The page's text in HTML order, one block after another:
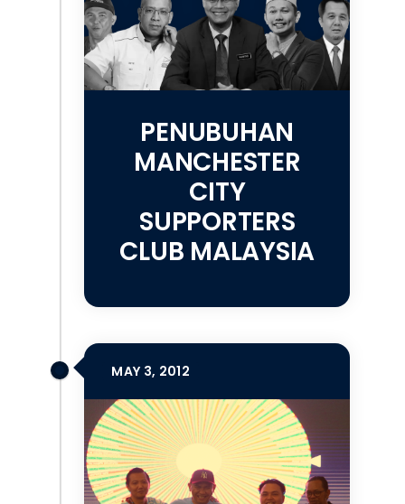
PENUBUHAN
MANCHESTER
CITY
SUPPORTERS
CLUB MALAYSIA
MAY 3, 2012